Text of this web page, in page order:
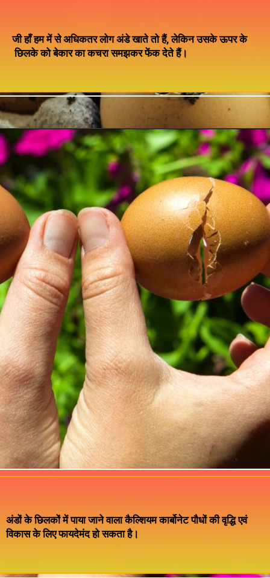
जी हाँ हम में से अधिकतर लोग अंडे खाते तो हैं, लेकिन उसके ऊपर के
छिलके को बेकार का कचरा समझकर फेंक देते हैं।
अंडों के छिलकों में पाया जाने वाला कैल्शियम कार्बोनेट पौधों की वृद्धि एवं
विकास के लिए फायदेमंद हो सकता है।